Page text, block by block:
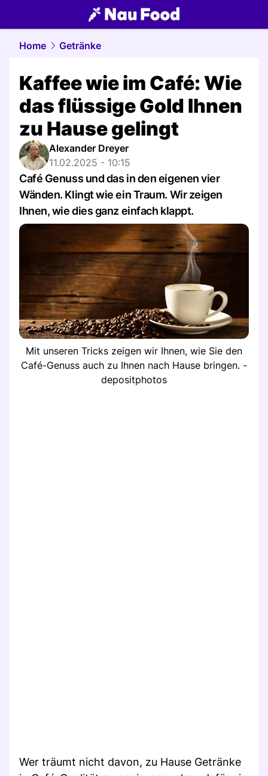
food.NAU.ch
Home Getränke
Kaffee wie im Café: Wie
das flüssige Gold Ihnen
zu Hause gelingt
Alexander Dreyer
11.02.2025 - 10:15
Café Genuss und das in den eigenen vier
Wänden. Klingt wie ein Traum. Wir zeigen
Ihnen, wie dies ganz einfach klappt.
Mit unseren Tricks zeigen wir Ihnen, wie Sie den
Café-Genuss auch zu Ihnen nach Hause bringen. -
depositphotos
Wer träumt nicht davon, zu Hause Getränke